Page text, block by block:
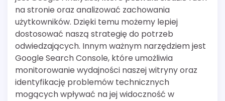
na stronie oraz analizować zachowania
użytkowników. Dzięki temu możemy lepiej
dostosować naszą strategię do potrzeb
odwiedzających. Innym ważnym narzędziem jest
Google Search Console, które umożliwia
monitorowanie wydajności naszej witryny oraz
identyfikację problemów technicznych
mogących wpływać na jej widoczność w